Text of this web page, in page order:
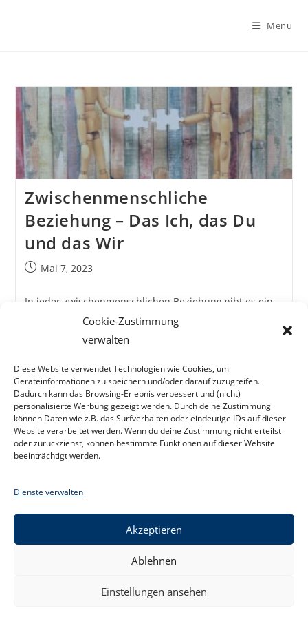
Cookie-Zustimmung
verwalten
Diese Website verwendet Technologien wie Cookies, um
Geräteinformationen zu speichern und/oder darauf zuzugreifen.
Dadurch kann das Browsing-Erlebnis verbessert und (nicht)
personalisierte Werbung gezeigt werden. Durch deine Zustimmung
können Daten wie z.B. das Surfverhalten oder eindeutige IDs auf dieser
Website verarbeitet werden. Wenn du deine Zustimmung nicht erteilst
oder zurückziehst, können bestimmte Funktionen auf dieser Website
beeinträchtigt werden.
Dienste verwalten
Akzeptieren
Ablehnen
Einstellungen ansehen
Menü
Zwischenmenschliche
Beziehung – Das Ich, das Du
und das Wir
BeitragMai 7, 2023
In jeder zwischenmenschlichen Beziehung gibt es ein
Ich, ein Du und ein Wir. Wie sehen deine Beziehungen
Beziehung
–
Das
Ich,
Das
Du
Und
Das
Wir
Datenschutzerklärung Impressum
Cookie-Richtlinie (EU)